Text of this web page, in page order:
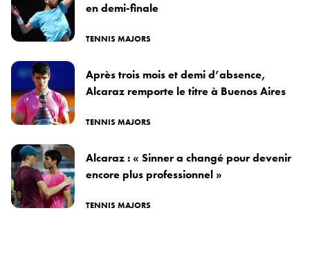
en demi-finale
TENNIS MAJORS
Après trois mois et demi d’absence,
Alcaraz remporte le titre à Buenos Aires
TENNIS MAJORS
Alcaraz : « Sinner a changé pour devenir
encore plus professionnel »
TENNIS MAJORS